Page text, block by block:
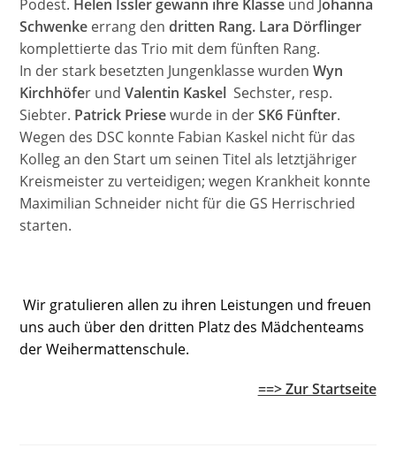
Podest. Helen Issler gewann ihre Klasse und Johanna
Schwenke errang dendritten Rang. Lara Dörflinger
komplettierte das Trio mit dem fünften Rang.
In der stark besetzten Jungenklasse wurdenWyn
Kirchhöfer undValentin Kaskel Sechster, resp.
Siebter. Patrick Priesewurde in derSK6 Fünfter.
Wegen des DSC konnte Fabian Kaskel nicht für das
Kolleg an den Start um seinen Titel als letztjähriger
Kreismeister zu verteidigen; wegen Krankheit konnte
Maximilian Schneider nicht für die GS Herrischried
starten.
Wir gratulieren allen zu ihren Leistungen und freuen
uns auch über den dritten Platz des Mädchenteams
der Weihermattenschule.
==> Zur Startseite